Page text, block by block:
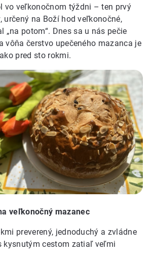
vo veľkonočnom týždni – ten prvý
určený na Boží hod veľkonočné,
„na potom“. Dnes sa u nás pečie
vôňa čerstvo upečeného mazanca je
pred sto rokmi.
veľkonočný mazanec
preverený, jednoduchý a zvládne
kysnutým cestom zatiaľ veľmi